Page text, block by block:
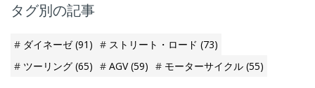
ンSTOを想起させる専用のカラ
ーリングと特別にデザインされ
います。 そんな大変貴重な一台
がなんと台場店に納車されまし
た！
タグ別の記事
ダイネーゼ(91) ストリート・ロード (73)
ツーリング (65) AGV(59) モーターサイクル (55)